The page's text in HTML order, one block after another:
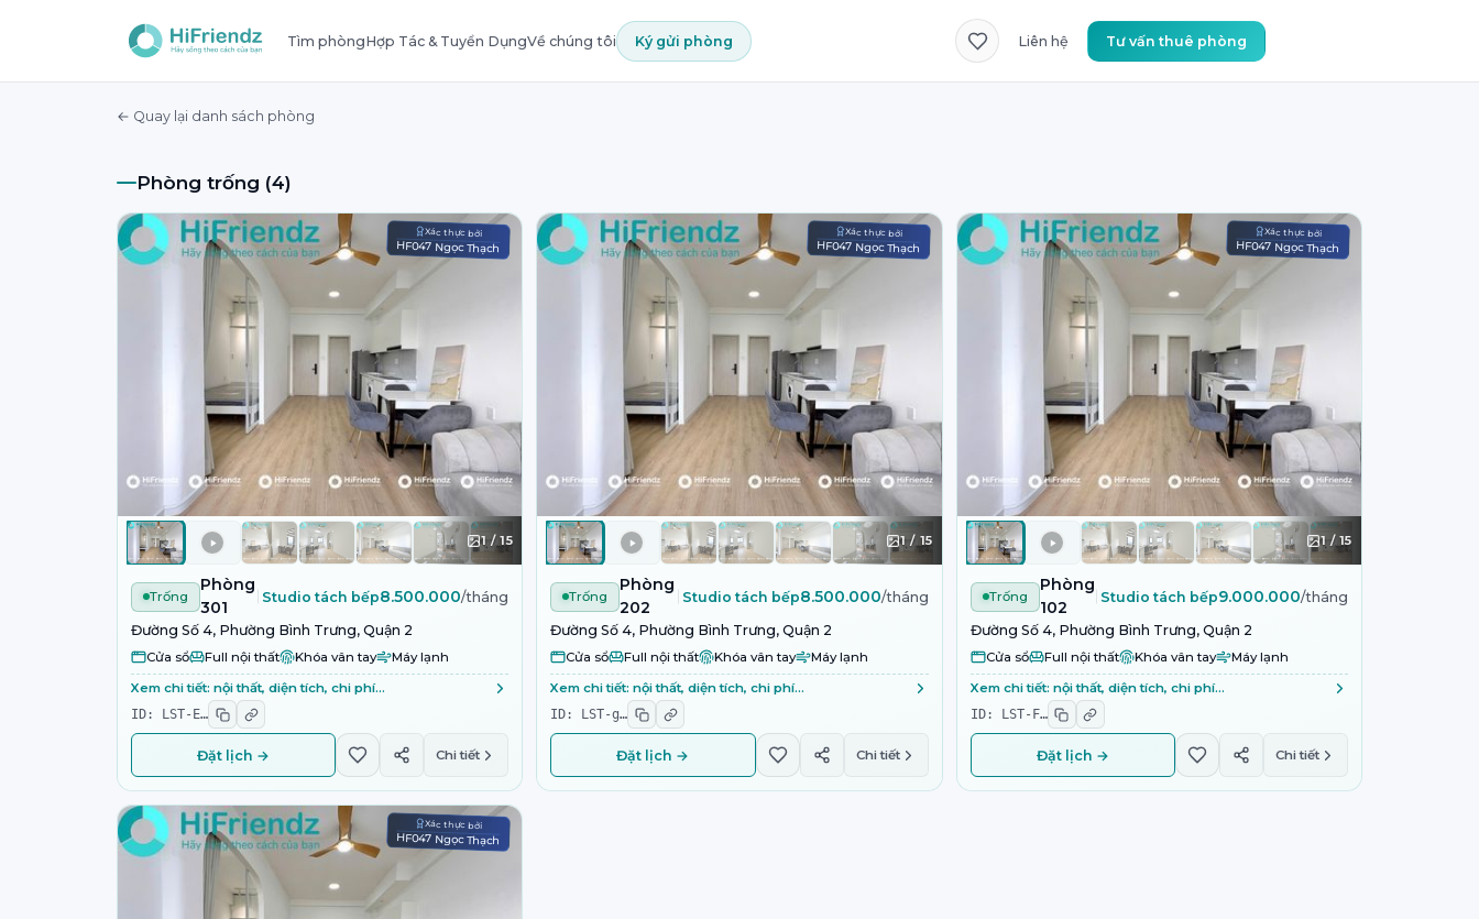
Tìm phòngHợp Tác & Tuyển DụngVề chúng tôi Ký gửi phòng Liên hệ Tư vấn thuê phòng
← Quay lại danh sách phòng
Phòng trống (4)
Xác thực bởi
HF047 Ngọc Thạch
1 /15
Trống
Phòng
301
Studio tách bếp8.500.000/tháng
Đường Số 4, Phường Bình Trưng, Quận 2
Cửa sổ Full nội thất Khóa vân tay Máy lạnh
Xem chi tiết: nội thất, diện tích, chi phí…
ID:
LST-E…
Đặt lịch → Chi tiết
Xác thực bởi
HF047 Ngọc Thạch
1 / 15
Trống
Phòng
202
Studio tách bếp8.500.000/tháng
Đường Số 4, Phường Bình Trưng, Quận 2
Cửa sổ Full nội thất Khóa vân tay Máy lạnh
Xem chi tiết: nội thất, diện tích, chi phí…
ID:
LST-g…
Đặt lịch → Chi tiết
Xác thực bởi
HF047 Ngọc Thạch
1 / 15
Trống
Phòng
102
Studio tách bếp9.000.000/tháng
Đường Số 4, Phường Bình Trưng, Quận 2
Cửa sổ Full nội thất Khóa vân tay Máy lạnh
Xem chi tiết: nội thất, diện tích, chi phí…
ID:
LST-F…
Đặt lịch → Chi tiết
Xác thực bởi
HF047 Ngọc Thạch